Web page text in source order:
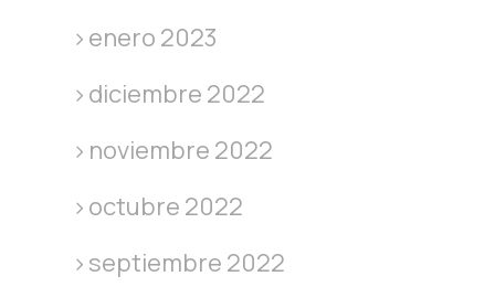
enero 2023
diciembre 2022
noviembre 2022
octubre 2022
septiembre 2022